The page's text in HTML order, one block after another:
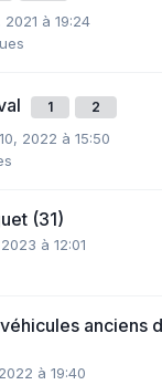
2021 à 19:24
1 2
2022 à 15:50
(31)
à 12:01
anciens
à 19:40